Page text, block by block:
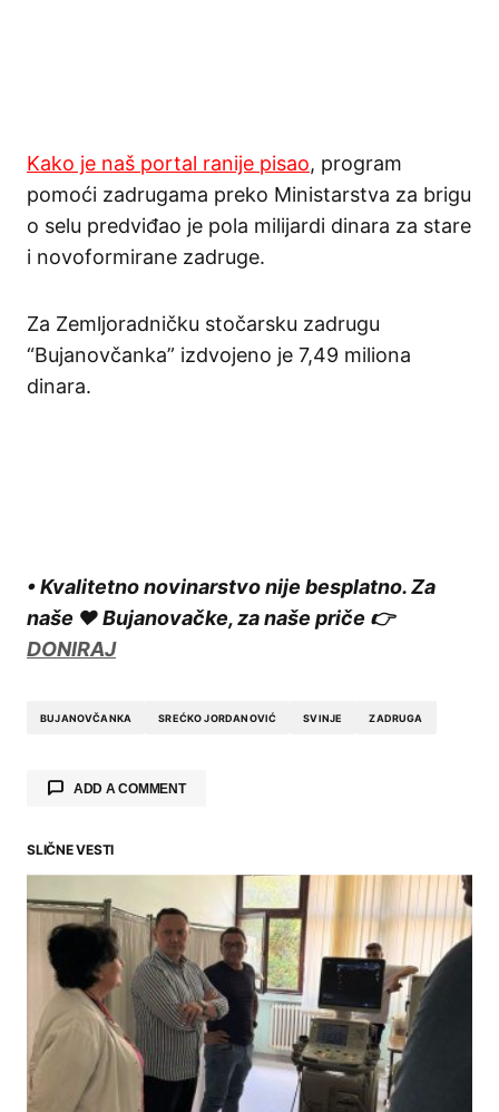
Kako je naš portal ranije pisao, program
pomoći zadrugama preko Ministarstva za brigu
o selu predviđao je pola milijardi dinara za stare
i novoformirane zadruge.
Za Zemljoradničku stočarsku zadrugu
“Bujanovčanka” izdvojeno je 7,49 miliona
dinara.
• Kvalitetno novinarstvo nije besplatno. Za
naše ❤️ Bujanovačke, za naše priče 👉
DONIRAJ
BUJANOVČANKA SREĆKO JORDANOVIĆ SVINJE ZADRUGA
ADD A COMMENT
Your email address will not be published.
Required fields are marked*
Comment*
SLIČNE VESTI